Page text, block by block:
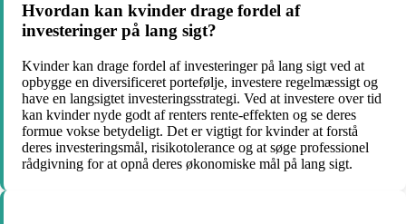
Hvordan kan kvinder drage fordel af
investeringer på lang sigt?
Kvinder kan drage fordel af investeringer på lang sigt ved at
opbygge en diversificeret portefølje, investere regelmæssigt og
have en langsigtet investeringsstrategi. Ved at investere over tid
kan kvinder nyde godt af renters rente-effekten og se deres
formue vokse betydeligt. Det er vigtigt for kvinder at forstå
deres investeringsmål, risikotolerance og at søge professionel
rådgivning for at opnå deres økonomiske mål på lang sigt.